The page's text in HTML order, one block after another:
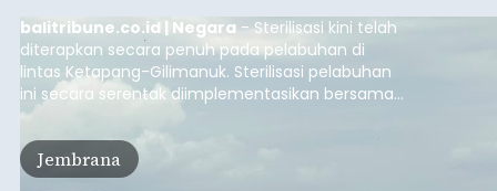
balitribune.co.id | Negara - Sterilisasi kini telah
diterapkan secara penuh pada pelabuhan di
lintas Ketapang-Gilimanuk. Sterilisasi pelabuhan
ini secara serentak diimplementasikan bersama
empat pelabuhan utama lainnya, yakni
Pelabuhan Merak, Bakauheni, Kayangan, dan
Lembar pada Rabu (5/8/2026).
Jembrana